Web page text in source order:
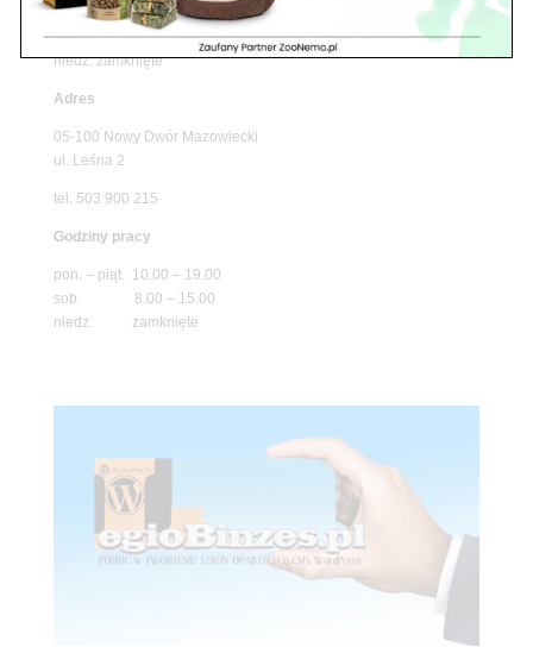
pon. – piąt. 10.00 – 19.00
sob. 10.00 – 15.00
niedz. zamknięte
Adres
05-100 Nowy Dwór Mazowiecki
ul. Leśna 2
tel. 503 900 215
Godziny pracy
pon. – piąt. 10.00 – 19.00
sob. 8.00 – 15.00
niedz. zamknięte